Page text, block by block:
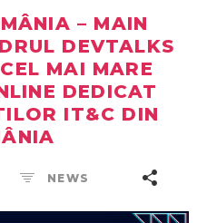
– MAIN
DEVTALKS
MAI MARE
DEDICAT
IT&C DIN
NEWS